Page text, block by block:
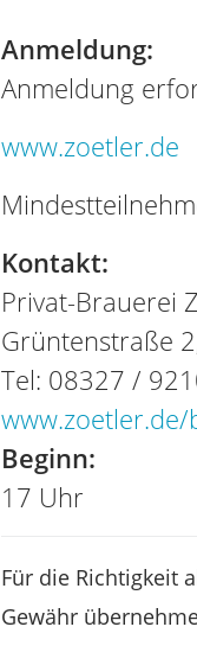
Anmeldung:
Anmeldung
www.zoetler.de
Kontakt:
Privat-Brauerei
Grüntenstraße
Tel: 08327 /
Beginn:
17 Uhr
Für die Richtigkeit
Gewähr